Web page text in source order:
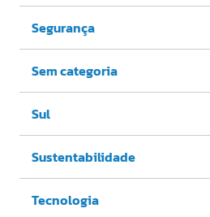
Segurança
Sem categoria
Sul
Sustentabilidade
Tecnologia